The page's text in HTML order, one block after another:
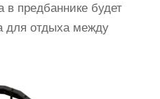
в предбаннике будет
для отдыха между